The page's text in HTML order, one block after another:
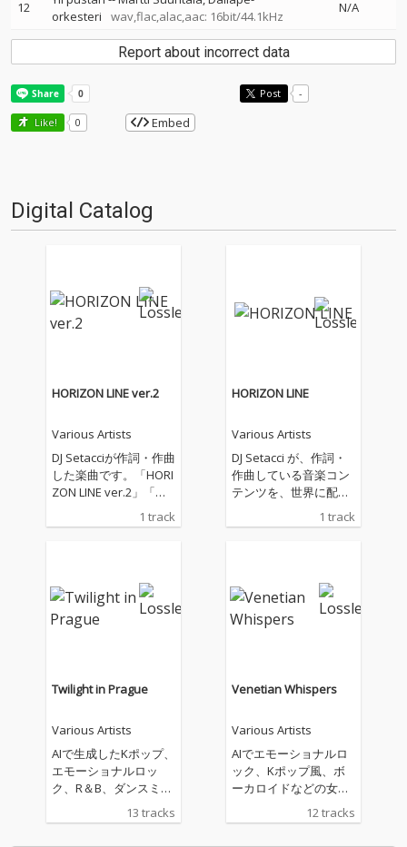
12
orkesteri
wav,flac,alac,aac: 16bit/44.1kHz
N/A
Report about incorrect data
Post -
Like! 0 Embed
Digital Catalog
HORIZON LINE ver.2
Various Artists
DJ Setacciが作詞・作曲
した楽曲です。「HORI
ZON LINE ver.2」「水
として、配信いたしま
境とともに生きること
の大切さに、想いを込
めて創りました。
1 track
HORIZON LINE
Various Artists
DJ Setacci が、作詞・
作曲している音楽コン
テンツを、世界に配信
しています。主なジャ
ンルは、House、R&
1 track
Twilight in Prague
Various Artists
AIで生成したKポップ、
エモーショナルロッ
ク、R＆B、ダンスミュ
ージックの曲を配信し
ています。私の生成し
13 tracks
Venetian Whispers
Various Artists
AIでエモーショナルロ
ック、Kポップ風、ボ
ーカロイドなどの女性
す。基本的に英語で、
12 tracks